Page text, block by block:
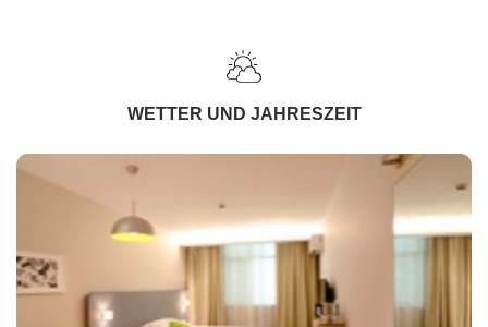
WETTER UND JAHRESZEIT